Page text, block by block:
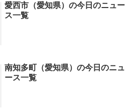
愛西市（愛知県）の今日のニュー
ス一覧
南知多町（愛知県）の今日のニュ
ース一覧